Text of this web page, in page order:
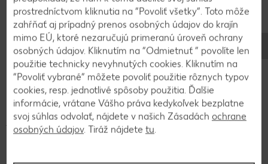
však na noc.
5
Vychladenú “salámu” obalíme v práškovom cukre
a nakrájame na kolieska. Môžeme ju zabaliť do
papieru na pečenie, pekne ozdobiť a máme
jednoduchý jedlý darček.
prostredníctvom kliknutia na “Povoliť všetky”. Toto môže
zahŕňať aj prípadný prenos osobných údajov do krajín
mimo EÚ, ktoré nezaručujú primeranú úroveň ochrany
osobných údajov. Kliknutím na “Odmietnuť ” povolíte len
použitie technicky nevyhnutých cookies. Kliknutím na
“Povoliť vybrané” môžete povoliť použitie rôznych typov
cookies, resp. jednotlivé spôsoby použitia. Ďalšie
informácie, vrátane Vášho práva kedykoľvek bezplatne
svoj súhlas odvolať, nájdete v našich Zásadách ochrane
osobných údajov. Tiráž nájdete tu.